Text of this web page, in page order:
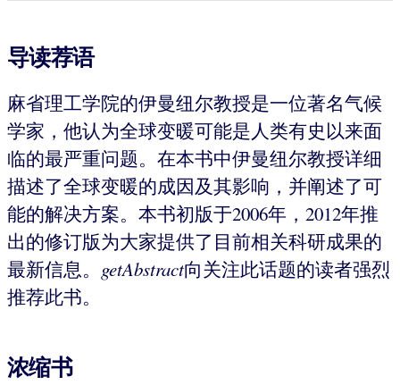
导读荐语
麻省理工学院的伊曼纽尔教授是一位著名气候
学家，他认为全球变暖可能是人类有史以来面
临的最严重问题。在本书中伊曼纽尔教授详细
描述了全球变暖的成因及其影响，并阐述了可
能的解决方案。本书初版于2006年，2012年推
出的修订版为大家提供了目前相关科研成果的
最新信息。 getAbstract向关注此话题的读者强烈
推荐此书。
浓缩书